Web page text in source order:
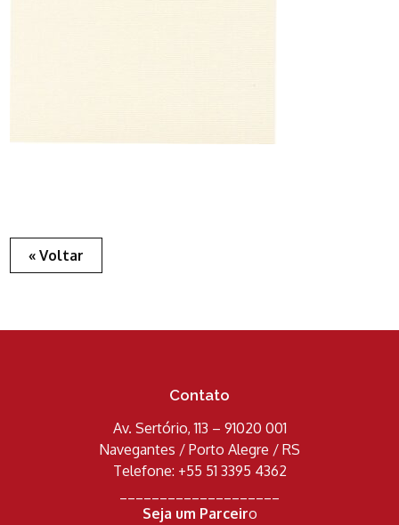
« Voltar
Contato
Av. Sertório, 113 – 91020 001
Navegantes / Porto Alegre / RS
Telefone: +55 51 3395 4362
Seja um Parceiro